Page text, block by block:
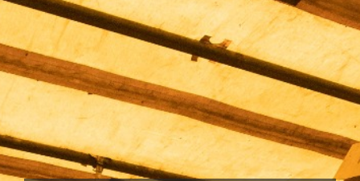
TODOS LOS REQUISITOS
ES